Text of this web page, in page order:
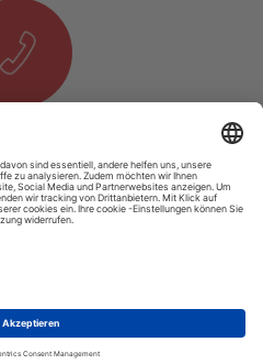
& E-Mail
937 14 25
- Alle Rechte Vorbehalten
Video RSS